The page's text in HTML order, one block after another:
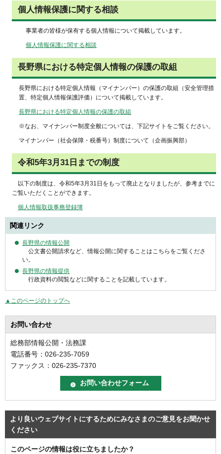
個人情報保護に関する相談
事業者の皆様が保有する個人情報について掲載しています。
個人情報保護に関する相談
長野県における特定個人情報の保護の取組
長野県における特定個人情報（マイナンバー）の保護の取組（安全管理措
置、特定個人情報保護評価）について掲載しています。
長野県における特定個人情報の保護の取組
※なお、マイナンバー制度全般については、下記サイトをご覧ください。
マイナンバー（社会保障・税番号）制度について（企画振興部）
令和5年3月31日までの制度
以下の制度は、令和5年3月31日をもって廃止となりましたが、参考までに
ご覧いただくことができます。
個人情報取扱事務登録簿
関連リンク
長野県の情報公開
公文書公開請求など、情報公開に関することはこちらをご覧くださ
い。
長野県の情報提供
行政資料の閲覧などに関することを記載しています。
▲このページのトップへ
お問い合わせ
総務部情報公開・法務課
電話番号：026-235-7059
ファックス：026-235-7370
より良いウェブサイトにするためにみなさまのご意見をお聞かせ
ください
このページの情報は役に立ちましたか？